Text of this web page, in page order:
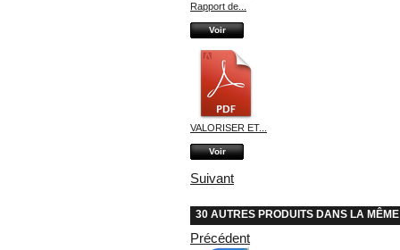
Rapport de...
Voir
VALORISER ET...
Voir
Suivant
30 AUTRES PRODUITS DANS LA
Précédent